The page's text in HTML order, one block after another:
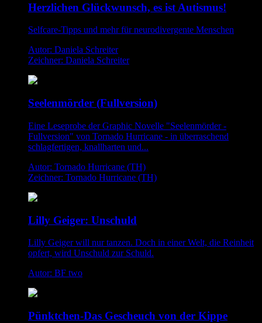
Herzlichen Glückwunsch, es ist Autismus!
Selfcare-Tipps und mehr für neurodivergente Menschen
Autor: Daniela Schreiter
Zeichner: Daniela Schreiter
Seelenmörder (Fullversion)
Eine Leseprobe der Graphic Novelle "Seelenmörder -
Fullversion" von Tornado Hurricane - in überraschend
schlagfertigen, knallharten und...
Autor: Tornado Hurricane (TH)
Zeichner: Tornado Hurricane (TH)
Lilly Geiger: Unschuld
Lilly Geiger will nur tanzen. Doch in einer Welt, die Reinheit
opfert, wird Unschuld zur Schuld.
Autor: BF two
Pünktchen-Das Gescheuch von der Kippe